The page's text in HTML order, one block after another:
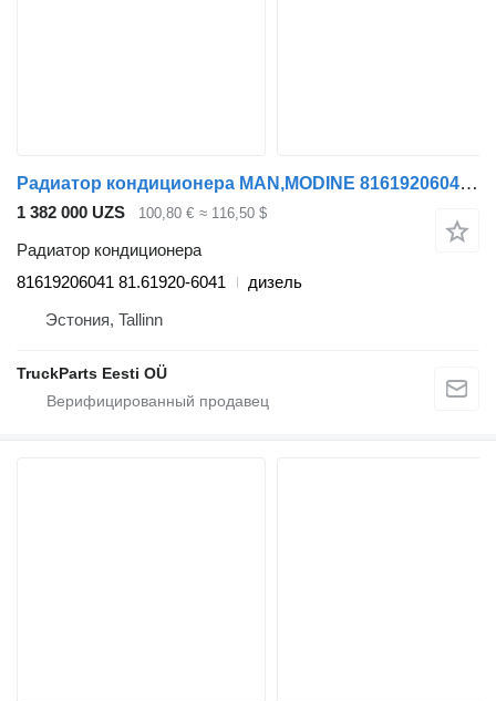
Радиатор кондиционера MAN,MODINE 81619206041 для тягача MAN TGS (01.07-12.21)
1 382 000 UZS 100,80 € ≈ 116,50 $
Радиатор кондиционера
81619206041 81.61920-6041
дизель
Эстония, Tallinn
TruckParts Eesti OÜ